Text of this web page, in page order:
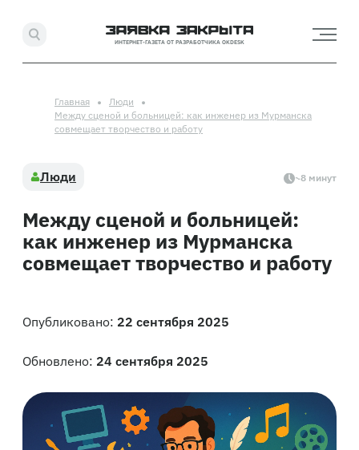
ИНТЕРНЕТ-ГАЗЕТА ОТ РАЗРАБОТЧИКА OKDESK
Главная
Люди
Между сценой и больницей: как инженер из Мурманска
совмещает творчество и работу
Люди ~8 минут
Между сценой и больницей:
как инженер из Мурманска
совмещает творчество и работу
Опубликовано: 22 сентября 2025
Обновлено: 24 сентября 2025